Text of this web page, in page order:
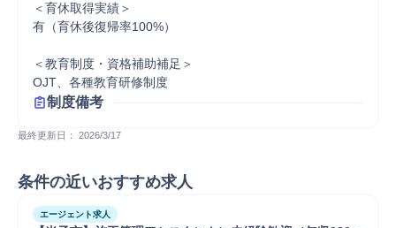
＜育休取得実績＞
有（育休後復帰率100%）
＜教育制度・資格補助補足＞
OJT、各種教育研修制度
制度備考
最終更新日： 2026/3/17
条件の近いおすすめ求人
エージェント求人